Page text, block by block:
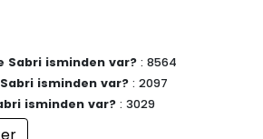
Sabri isminden var? : 8564
isminden var? : 2097
isminden var? : 3029